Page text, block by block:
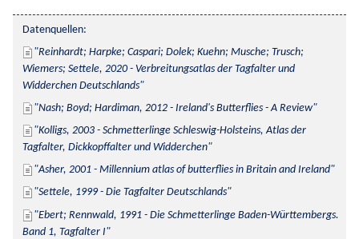
Datenquellen:
Reinhardt; Harpke; Caspari; Dolek; Kuehn; Musche; Trusch;
Wiemers; Settele, 2020 - Verbreitungsatlas der Tagfalter und
Widderchen Deutschlands
Nash; Boyd; Hardiman, 2012 - Ireland's Butterflies - A Review
Kolligs, 2003 - Schmetterlinge Schleswig-Holsteins, Atlas der
Tagfalter, Dickkopffalter und Widderchen
Asher, 2001 - Millennium atlas of butterflies in Britain and Ireland
Settele, 1999 - Die Tagfalter Deutschlands
Ebert; Rennwald, 1991 - Die Schmetterlinge Baden-Württembergs.
Band 1, Tagfalter I